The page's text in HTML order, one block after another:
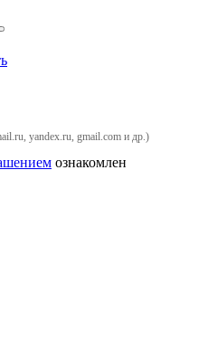
yandex.ru, gmail.com и др.)
ознакомлен